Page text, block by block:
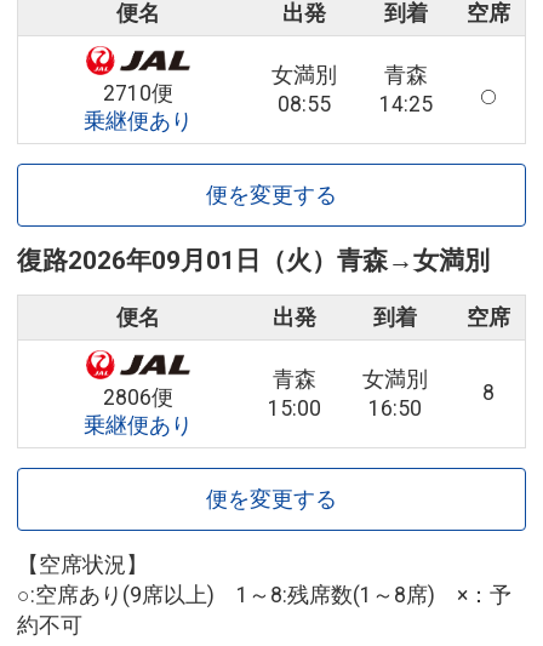
便名 出発 到着 空席
2710便
乗継便あり
女満別
08:55
青森
14:25
便を変更する
復路2026年09月01日（火） 青森→女満別
便名 出発 到着 空席
2806便
乗継便あり
青森
15:00
女満別
16:50
8
便を変更する
【空席状況】
○:空席あり(9席以上) 1～8:残席数(1～8席) ×：予
約不可